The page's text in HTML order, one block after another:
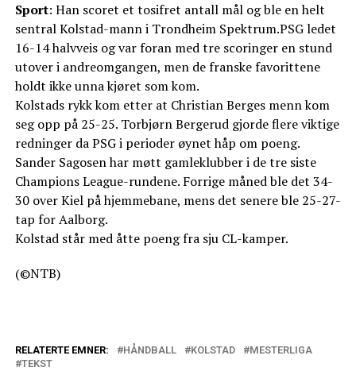
Sport: Han scoret et tosifret antall mål og ble en helt
sentral Kolstad-mann i Trondheim Spektrum.PSG ledet
16-14 halvveis og var foran med tre scoringer en stund
utover i andreomgangen, men de franske favorittene
holdt ikke unna kjøret som kom.
Kolstads rykk kom etter at Christian Berges menn kom
seg opp på 25-25. Torbjørn Bergerud gjorde flere viktige
redninger da PSG i perioder øynet håp om poeng.
Sander Sagosen har møtt gamleklubber i de tre siste
Champions League-rundene. Forrige måned ble det 34-
30 over Kiel på hjemmebane, mens det senere ble 25-27-
tap for Aalborg.
Kolstad står med åtte poeng fra sju CL-kamper.
(©NTB)
RELATERTE EMNER: HÅNDBALL KOLSTAD
MESTERLIGA
TEKST